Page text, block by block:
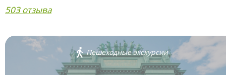
503 отзыва
Пешеходные экскурсии